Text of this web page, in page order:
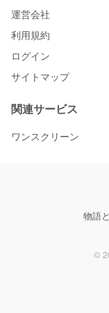
運営会社
利用規約
ログイン
サイトマップ
関連サービス
ワンスクリーン
物語
©